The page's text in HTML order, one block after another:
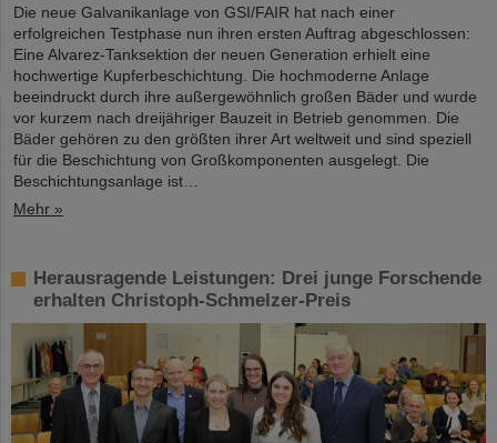
Die neue Galvanikanlage von GSI/FAIR hat nach einer
erfolgreichen Testphase nun ihren ersten Auftrag abgeschlossen:
Eine Alvarez-Tanksektion der neuen Generation erhielt eine
hochwertige Kupferbeschichtung. Die hochmoderne Anlage
beeindruckt durch ihre außergewöhnlich großen Bäder und wurde
vor kurzem nach dreijähriger Bauzeit in Betrieb genommen. Die
Bäder gehören zu den größten ihrer Art weltweit und sind speziell
für die Beschichtung von Großkomponenten ausgelegt. Die
Beschichtungsanlage ist…
Mehr »
Herausragende Leistungen: Drei junge Forschende
erhalten Christoph-Schmelzer-Preis